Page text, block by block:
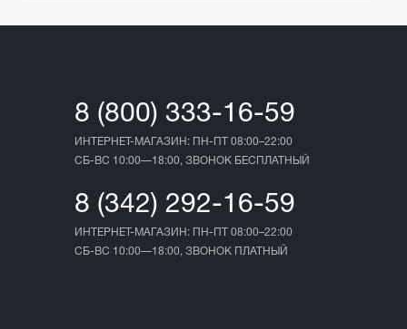
8 (800) 333-16-59
ИНТЕРНЕТ-МАГАЗИН: ПН-ПТ 08:00–22:00
СБ-ВС 10:00—18:00, ЗВОНОК БЕСПЛАТНЫЙ
8 (342) 292-16-59
ИНТЕРНЕТ-МАГАЗИН: ПН-ПТ 08:00–22:00
СБ-ВС 10:00—18:00, ЗВОНОК ПЛАТНЫЙ